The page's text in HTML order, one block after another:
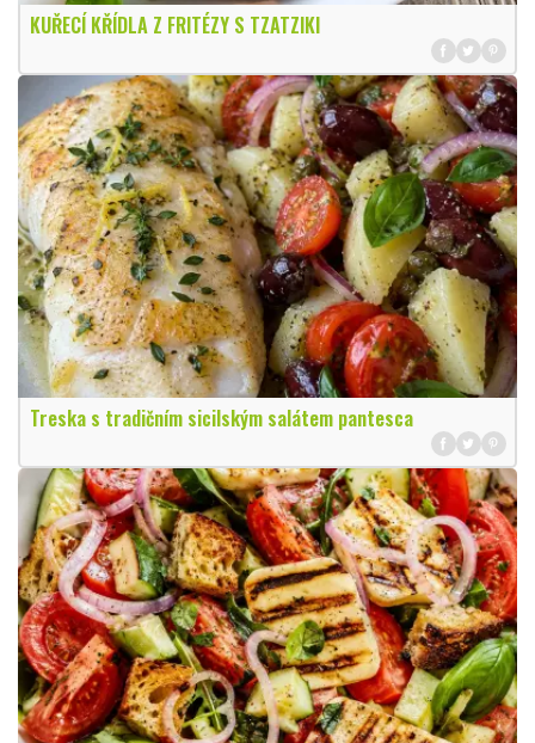
KUŘECÍ KŘÍDLA Z FRITÉZY S TZATZIKI
Treska s tradičním sicilským salátem pantesca